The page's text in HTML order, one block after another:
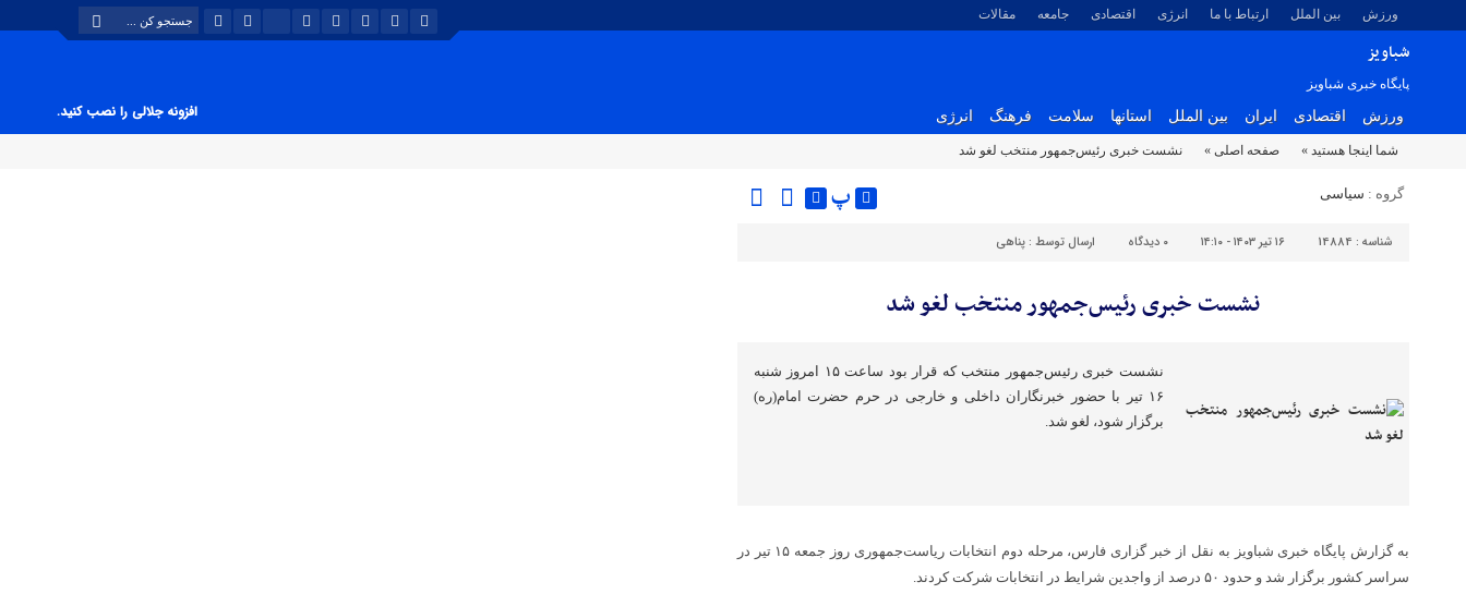
ورزش بین الملل ارتباط با ما انرژی اقتصادی جامعه مقالات
شباویز
پایگاه خبری شباویز
ورزش اقتصادی ایران بین الملل استانها سلامت فرهنگ انرژی افزونه جلالی را نصب کنید.
شما اینجا هستید » صفحه اصلی » نشست خبری رئیس‌جمهور منتخب لغو شد
گروه : سیاسی پ
شناسه : 14884 ۱۶ تیر ۱۴۰۳ - ۱۴:۱۰ ۰ دیدگاه ارسال توسط : پناهی
نشست خبری رئیس‌جمهور منتخب لغو شد
نشست خبری رئیس‌جمهور منتخب که قرار بود ساعت ۱۵ امروز شنبه
۱۶ تیر با حضور خبرنگاران داخلی و خارجی در حرم حضرت امام(ره)
برگزار شود، لغو شد.
به گزارش پایگاه خبری شباویز به نقل از خبر گزاری فارس، مرحله دوم انتخابات ریاست‌جمهوری روز جمعه ۱۵ تیر در
سراسر کشور برگزار شد و حدود ۵۰ درصد از واجدین شرایط در انتخابات شرکت کردند.